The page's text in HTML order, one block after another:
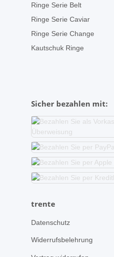
Ringe Serie Belt
Ringe Serie Caviar
Ringe Serie Change
Kautschuk Ringe
Sicher bezahlen mit:
trente
Datenschutz
Widerrufsbelehrung